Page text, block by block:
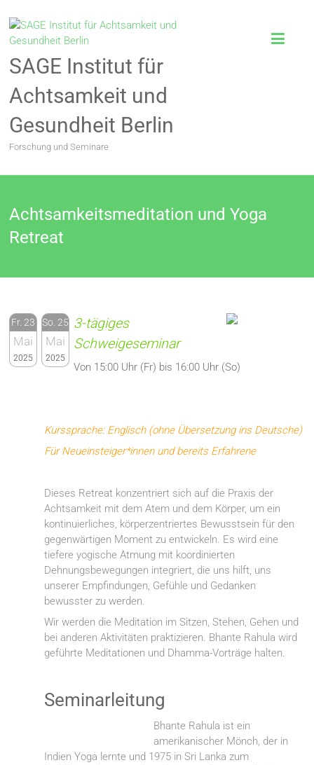
SAGE Institut für
Achtsamkeit und
Gesundheit Berlin
Forschung und Seminare
Achtsamkeitsmeditation und Yoga
Retreat
Fr. 23
Mai
2025
So. 25
Mai
2025
3-tägiges
Schweigeseminar
Von 15:00 Uhr (Fr) bis 16:00 Uhr (So)
Kurssprache: Englisch (ohne Übersetzung ins Deutsche)
Für Neueinsteiger*innen und bereits Erfahrene
Dieses Retreat konzentriert sich auf die Praxis der
Achtsamkeit mit dem Atem und dem Körper, um ein
kontinuierliches, körperzentriertes Bewusstsein für den
gegenwärtigen Moment zu entwickeln. Es wird eine
tiefere yogische Atmung mit koordinierten
Dehnungsbewegungen integriert, die uns hilft, uns
unserer Empfindungen, Gefühle und Gedanken
bewusster zu werden.
Wir werden die Meditation im Sitzen, Stehen, Gehen und
bei anderen Aktivitäten praktizieren. Bhante Rahula wird
geführte Meditationen und Dhamma-Vorträge halten.
Seminarleitung
Bhante Rahula ist ein
amerikanischer Mönch, der in
Indien Yoga lernte und 1975 in Sri Lanka zum